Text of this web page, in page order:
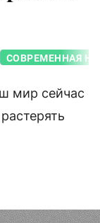
СОВРЕМЕННАЯ
мир сейчас